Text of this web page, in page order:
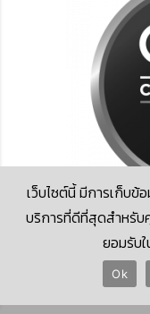
© 2026
เว็บไซต์นี้ มีการเก็บข้
บริการที่ดีที่สุดสำหรับ
ยอมรับใ
Ok